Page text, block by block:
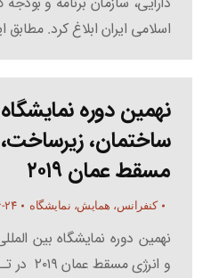
اسلامی ایران ابلاغ کرد. مطابق
نهمین دوره
ساختمان،
مسقط عمان ۲۰۱۹
کنفرانس، همایش، نمایشگاه
نهمین دوره نمایشگاه بین